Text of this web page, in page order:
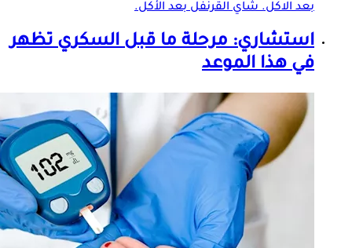
بعد الاكل. شاي القرنفل بعد الأكل.
استشاري: مرحلة ما قبل السكري تظهر
في هذا الموعد